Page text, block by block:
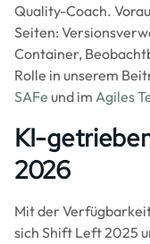
Quality-Coach.
Seiten:
Container,
Rolle in unserem
SAFe und im Agiles
KI-
2026
Mit der
sich Shift Left 2025